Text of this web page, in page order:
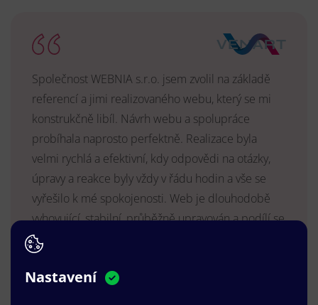
Společnost WEBNIA s.r.o. jsem zvolil na základě
referencí a jimi realizovaného webu, který se mi
konstrukčně libíl. Návrh webu a spolupráce
probíhala naprosto perfektně. Realizace byla
velmi rychlá a efektivní, kdy odpovědi na otázky,
úpravy a reakce byly vždy v řádu hodin a vše se
vyřešilo k mé spokojenosti. Web je dlouhodobě
vyhovující, stabilní, průběžně upravován a podílí se
na pozitivním vnímání naší značky.
MUDr. Radek Vyšohlíd
VENART s.r.o.
Nastavení